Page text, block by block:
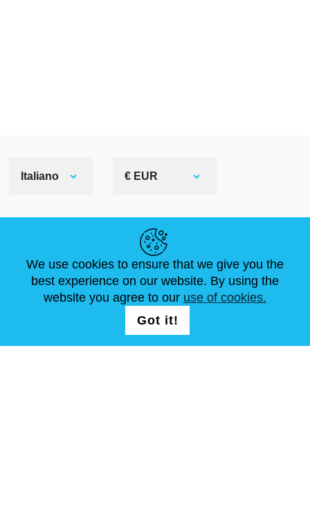
Italiano € EUR
NOTIZIE
ARTICOLI
ABOUT US
FAQ
DIMENSIONI STANDARD
CONTATTACI
We use cookies to ensure that we give you the
best experience on our website. By using the
website you agree to our use of cookies.
Got it!